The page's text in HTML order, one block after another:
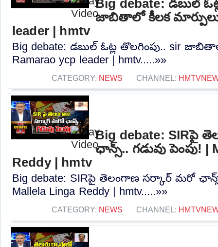
Big debate: డబుల్
జాబితాలో కీలక
leader | hmtv
Big debate: డబుల్ ఓట్ల తొలగింపు.. sir
Ramarao ycp leader | hmtv.....»»
CATEGORY: NEWS CHANNEL:
Big debate: SIRపై
ఛాన్స్.. గడువు పెంపు! |
Reddy | hmtv
Big debate: SIRపై తెలంగాణ సర్కార్ మరో
Mallela Linga Reddy | hmtv.....»»
CATEGORY: NEWS CHANNEL: